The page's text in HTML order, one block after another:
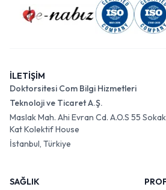
İLETİŞİM
Doktorsitesi Com Bilgi Hizmetleri
Teknoloji ve Ticaret A.Ş.
Maslak Mah. Ahi Evran Cd. A.O.S 55
Kat Kolektif House
İstanbul, Türkiye
SAĞLIK